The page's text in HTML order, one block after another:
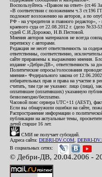
Воспользуйтесь «Правом на ответ»
«В соответствии с положением ч.3 ст.196
подлежит возложению на авторов, а по
РФ - на учредителя и главного редактор», -
краевого суда от 22.08.2012 г. (дело №33-
судей С.И.Дорожко, Н.В.Пестовой.
Мнения авторов материалов не всегда
переписку с авторами.
Редакция не несет ответственность за
ответственны, соответственно,
сайте приравнены к выражению мнения.
издание «Дебри-ДВ», ответственность за
Политические опросы/голосования
мнения» Федерального закона от
избирательных прав и права на участие в
считать, там где не указано: лицо (лица),
оплатившее (оплативших) указанную
безвозмездно/бесплатно.
Часовой пояс сервера UTC+11 (AEST),
Если вы обнаружили ошибки на сайте,
Распространение информации о
публикации на актуальные темы,
детей старше 16 лет.
СМИ не получает субсидий.
Адреса сайта: DEBRI-DV.COM DEBRI-
В социальных сетях:
© Дебри-ДВ, 20.04.2006 -